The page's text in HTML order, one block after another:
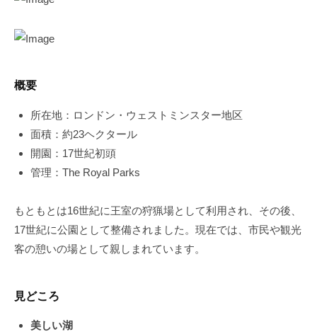
概要
所在地：ロンドン・ウェストミンスター地区
面積：約23ヘクタール
開園：17世紀初頭
管理：The Royal Parks
もともとは16世紀に王室の狩猟場として利用され、その後、
17世紀に公園として整備されました。現在では、市民や観光
客の憩いの場として親しまれています。
見どころ
美しい湖